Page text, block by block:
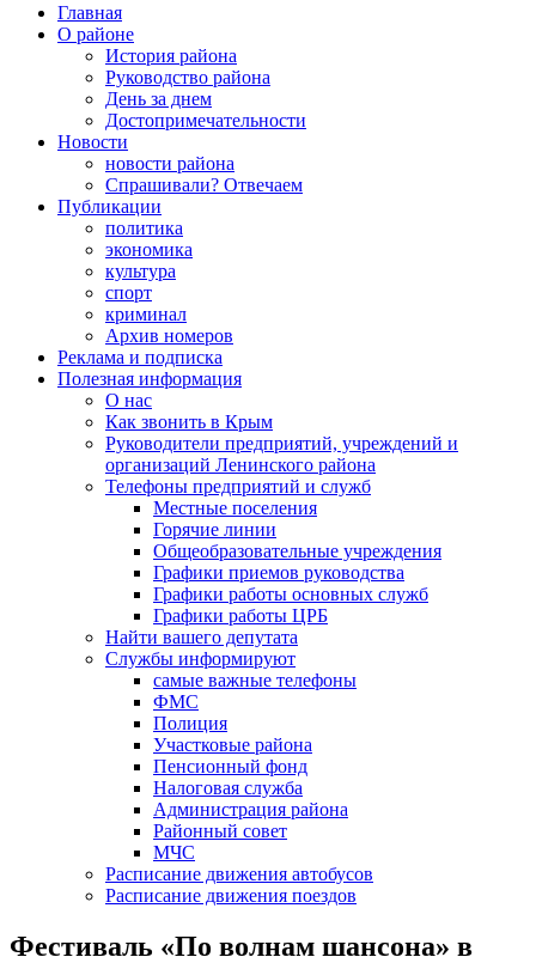
Главная
О районе
История района
Руководство района
День за днем
Достопримечательности
Новости
новости района
Спрашивали? Отвечаем
Публикации
политика
экономика
культура
спорт
криминал
Архив номеров
Реклама и подписка
Полезная информация
О нас
Как звонить в Крым
Руководители предприятий, учреждений и
организаций Ленинского района
Телефоны предприятий и служб
Местные поселения
Горячие линии
Общеобразовательные учреждения
Графики приемов руководства
Графики работы основных служб
Графики работы ЦРБ
Найти вашего депутата
Службы информируют
самые важные телефоны
ФМС
Полиция
Участковые района
Пенсионный фонд
Налоговая служба
Администрация района
Районный совет
МЧС
Расписание движения автобусов
Расписание движения поездов
Фестиваль «По волнам шансона» в